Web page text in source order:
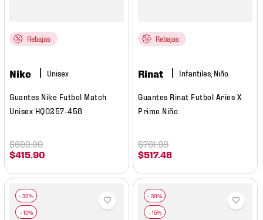
Rebajas
Nike
Guantes Nike Futbol Match
Unisex HQ0257-458
$415 .90
$699.00
Rebajas
Rinat Infantiles, Niño
Guantes Rinat Futbol Aries X
Prime Niño
$517.48
$761.00